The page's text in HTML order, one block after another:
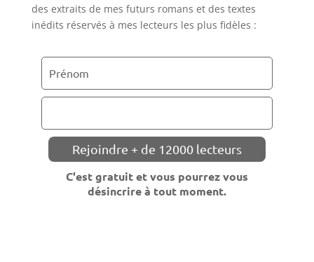
des extraits de mes futurs romans et des textes
inédits réservés à mes lecteurs les plus fidèles :